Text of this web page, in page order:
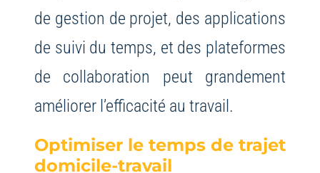
de gestion de projet, des applications
de suivi du temps, et des plateformes
de collaboration peut grandement
améliorer l’efficacité au travail.
Optimiser le temps de trajet
domicile-travail